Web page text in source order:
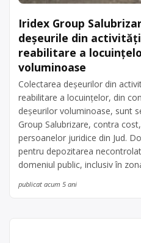
Iridex Group
deșeurile din
reabilitare a
voluminoase
Colectarea deșeurilor din
reabilitare a locuințelor, din
deșeurilor voluminoase, sunt
Group Salubrizare, contra
persoanelor juridice din Jud.
pentru depozitarea
domeniul public, inclusiv în
publicat acum 5 ani